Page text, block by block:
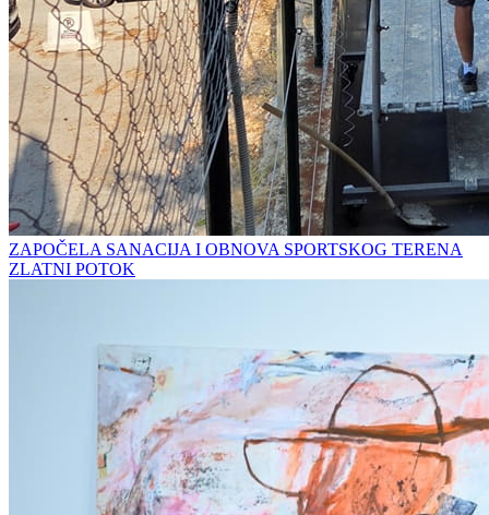
ZAPOČELA SANACIJA I OBNOVA SPORTSKOG TERENA
ZLATNI POTOK